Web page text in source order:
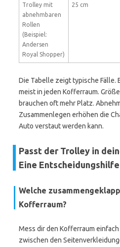
Trolley mit
abnehmbaren
Rollen
(Beispiel:
Andersen
Royal Shopper)
25 cm
Die Tabelle zeigt typische Fälle.
meist in jeden Kofferraum.
brauchen oft mehr Platz.
Zusammenlegen erhöhen die
Auto verstaut werden kann.
Passt der Trolley in
Eine Entscheidungshilfe
Welche
Kofferraum?
Mess dir den Kofferraum
zwischen den